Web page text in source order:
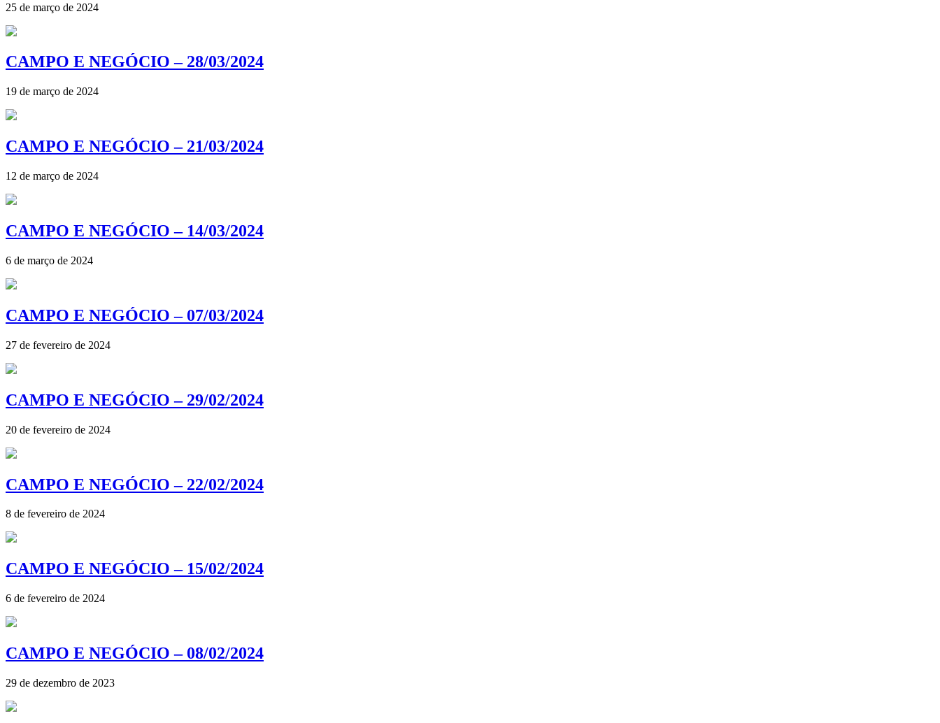
25 de março de 2024
CAMPO E NEGÓCIO – 28/03/2024
19 de março de 2024
CAMPO E NEGÓCIO – 21/03/2024
12 de março de 2024
CAMPO E NEGÓCIO – 14/03/2024
6 de março de 2024
CAMPO E NEGÓCIO – 07/03/2024
27 de fevereiro de 2024
CAMPO E NEGÓCIO – 29/02/2024
20 de fevereiro de 2024
CAMPO E NEGÓCIO – 22/02/2024
8 de fevereiro de 2024
CAMPO E NEGÓCIO – 15/02/2024
6 de fevereiro de 2024
CAMPO E NEGÓCIO – 08/02/2024
29 de dezembro de 2023